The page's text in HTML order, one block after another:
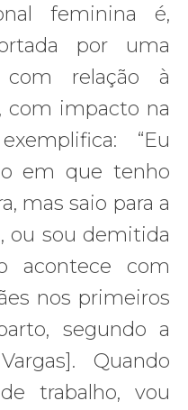
feminina é,
por uma
relação à
com impacto na
“Eu
em que tenho
mas saio para a
ou sou demitida
acontece com
nos primeiros
segundo a
Quando
trabalho, vou